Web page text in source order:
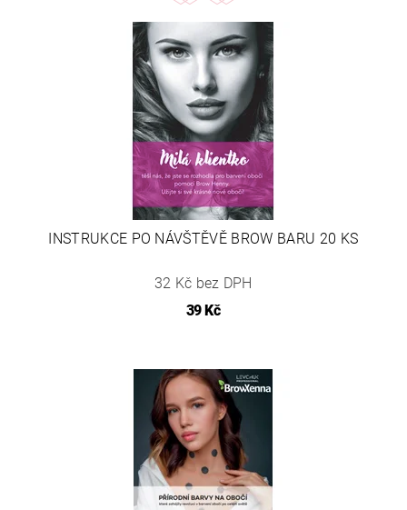
INSTRUKCE PO NÁVŠTĚVĚ BROW BARU 20 KS
32 Kč bez DPH
39 Kč